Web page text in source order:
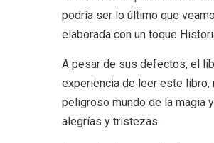
podría ser lo último que
elaborada con un toque
A pesar de sus defectos, el
experiencia de leer este
peligroso mundo de la magia
alegrías y tristezas.